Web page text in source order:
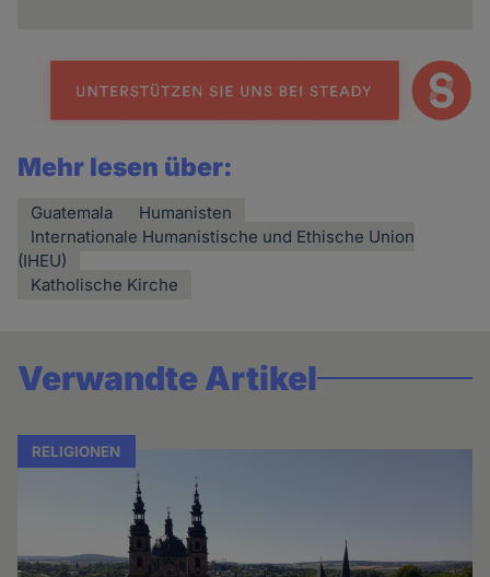
Mehr lesen über:
Guatemala
Humanisten
Internationale Humanistische und Ethische Union
(IHEU)
Katholische Kirche
Verwandte Artikel
RELIGIONEN